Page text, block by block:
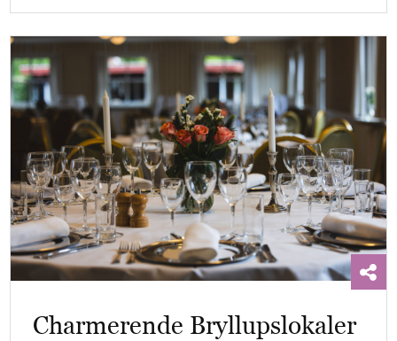
Charmerende Bryllupslokaler